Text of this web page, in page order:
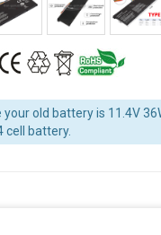
old battery is 11.4V
cell battery.